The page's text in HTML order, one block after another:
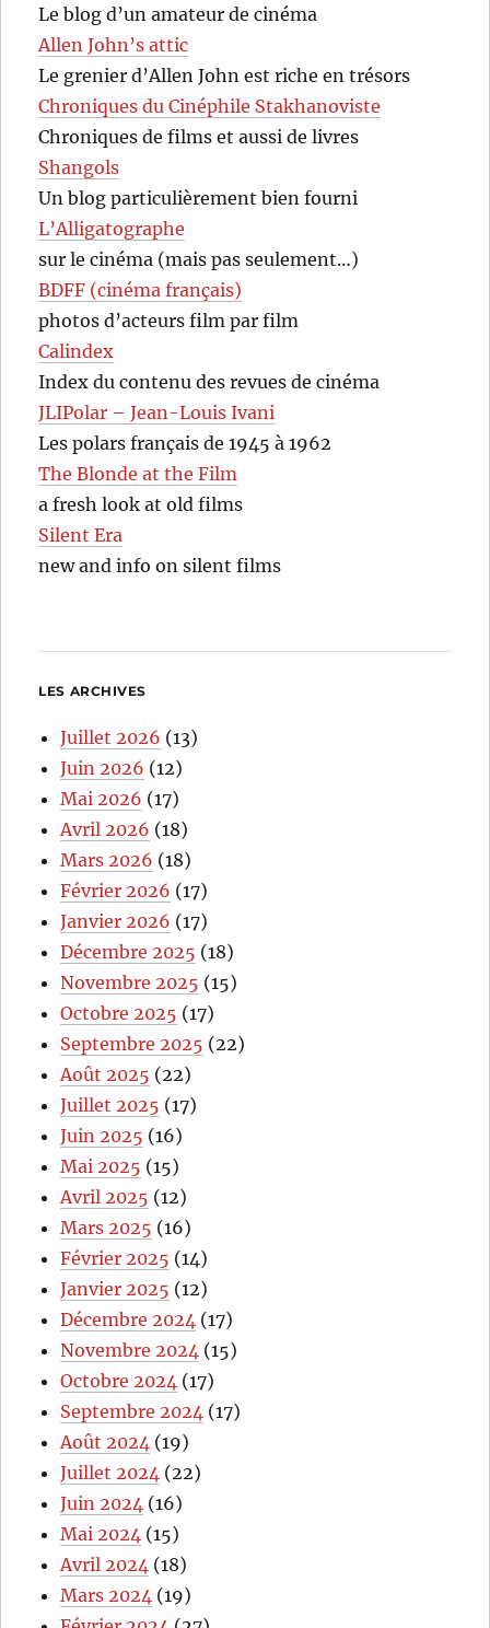
Le blog d’un amateur de cinéma
Allen John’s attic
Le grenier d’Allen John est riche en trésors
Chroniques du Cinéphile Stakhanoviste
Chroniques de films et aussi de livres
Shangols
Un blog particulièrement bien fourni
L’Alligatographe
sur le cinéma (mais pas seulement…)
BDFF (cinéma français)
photos d’acteurs film par film
Calindex
Index du contenu des revues de cinéma
JLIPolar – Jean-Louis Ivani
Les polars français de 1945 à 1962
The Blonde at the Film
a fresh look at old films
Silent Era
new and info on silent films
LES ARCHIVES
Juillet 2026 (13)
Juin 2026 (12)
Mai 2026 (17)
Avril 2026 (18)
Mars 2026 (18)
Février 2026 (17)
Janvier 2026 (17)
Décembre 2025 (18)
Novembre 2025 (15)
Octobre 2025 (17)
Septembre 2025 (22)
Août 2025 (22)
Juillet 2025 (17)
Juin 2025 (16)
Mai 2025 (15)
Avril 2025 (12)
Mars 2025 (16)
Février 2025 (14)
Janvier 2025 (12)
Décembre 2024 (17)
Novembre 2024 (15)
Octobre 2024 (17)
Septembre 2024 (17)
Août 2024 (19)
Juillet 2024 (22)
Juin 2024 (16)
Mai 2024 (15)
Avril 2024 (18)
Mars 2024 (19)